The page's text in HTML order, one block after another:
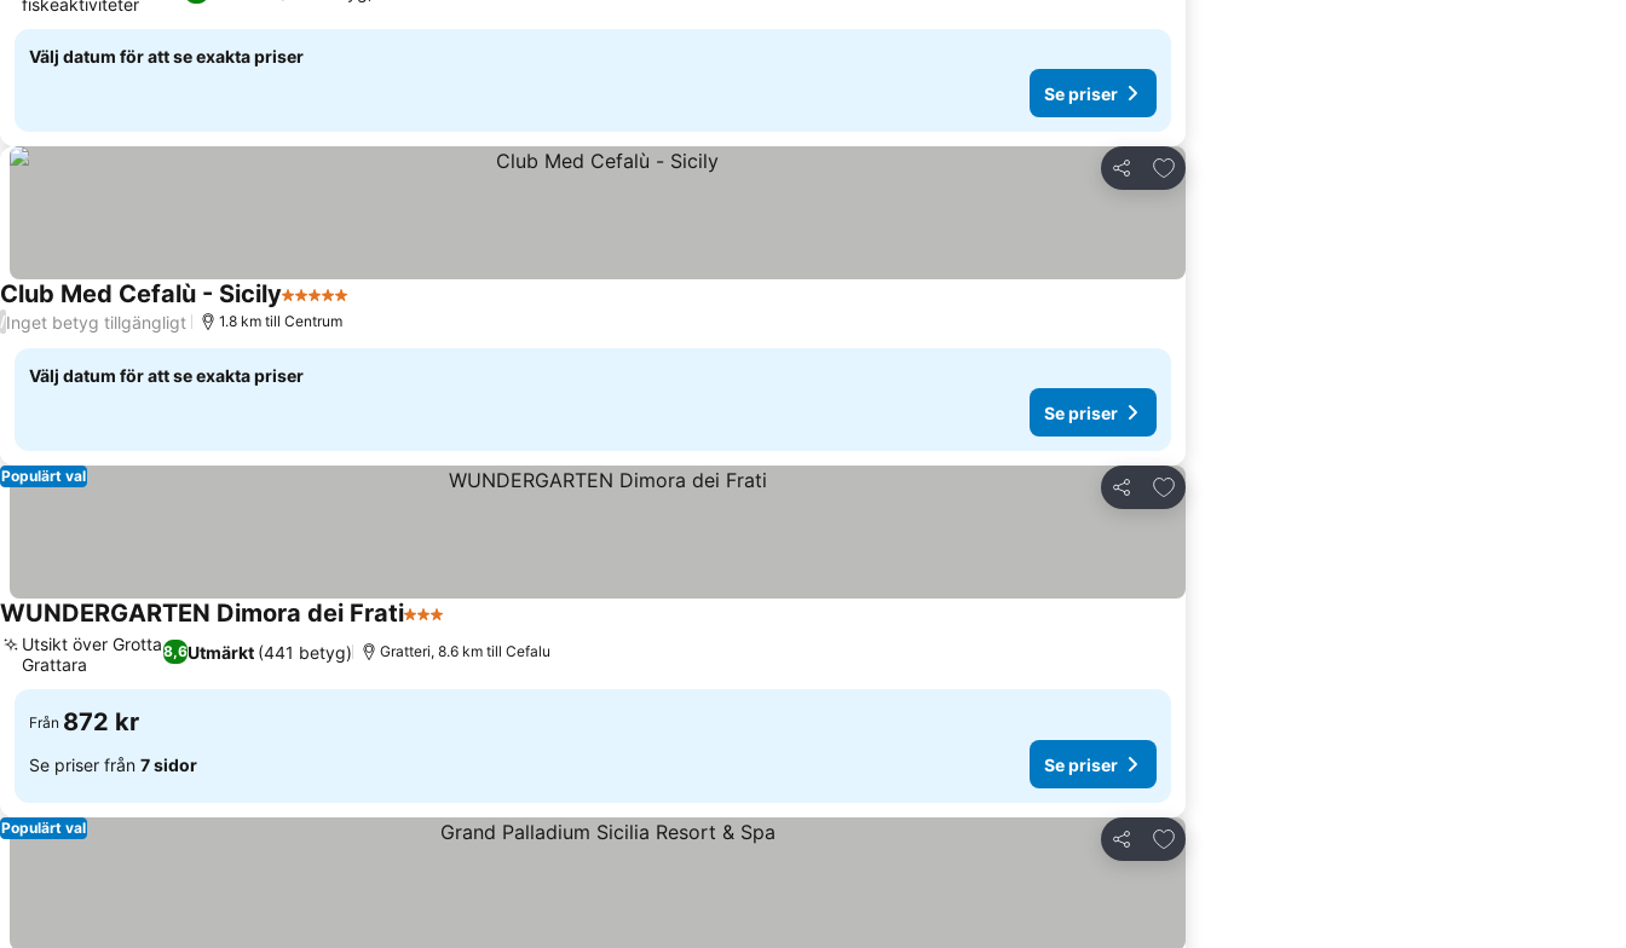
fiskeaktiviteter
Välj datum för att se exakta priser
Se priser
Dela
Lägg till i Mina Favoriter
Club Med Cefalù - Sicily5 Stjärnor
/Inget betyg tillgängligt 1.8 km till Centrum
Välj datum för att se exakta priser
Se priser
Dela
Lägg till i Mina Favoriter
Populärt val
WUNDERGARTEN Dimora dei Frati3 Stjärnor
8,6Utmärkt (441 betyg)
Utsikt över Grotta
Grattara
Gratteri, 8.6 km till Cefalu
Från 872 kr
Se priser från 7 sidor Se priser
Dela
Lägg till i Mina Favoriter
Populärt val